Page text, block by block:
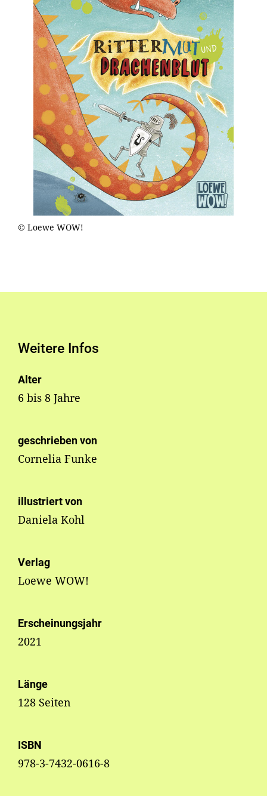
© Loewe WOW!
Weitere Infos
Alter
6 bis 8 Jahre
geschrieben von
Cornelia Funke
illustriert von
Daniela Kohl
Verlag
Loewe WOW!
Erscheinungsjahr
2021
Länge
128 Seiten
ISBN
978-3-7432-0616-8